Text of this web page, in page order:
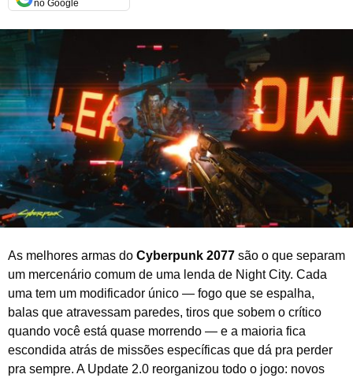
u
n
d
2
0
6
no Google
As melhores armas do Cyberpunk 2077 são o que separam
um mercenário comum de uma lenda de Night City. Cada
uma tem um modificador único — fogo que se espalha,
balas que atravessam paredes, tiros que sobem o crítico
quando você está quase morrendo — e a maioria fica
escondida atrás de missões específicas que dá pra perder
pra sempre. A Update 2.0 reorganizou todo o jogo: novos